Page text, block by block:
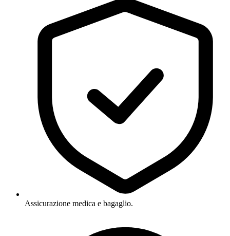
Assicurazione medica e bagaglio.